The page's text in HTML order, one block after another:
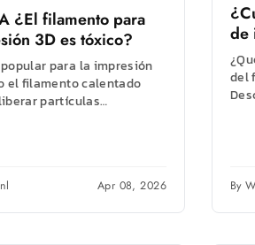
¿El filamento para
3D es tóxico?
popular para la impresión
el filamento calentado
partículas
Apr 08, 2026
de
del
By